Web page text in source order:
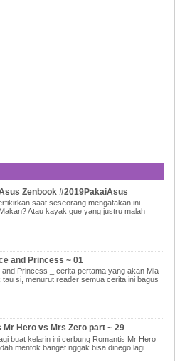
Zenbook #2019PakaiAsus
saat seseorang mengatakan ini.
Atau kayak gue yang justru malah
and Princess ~ 01
Princess _ cerita pertama yang akan Mia
tau si, menurut reader semua cerita ini bagus
Mr Hero vs Mrs Zero part ~ 29
buat kelarin ini cerbung Romantis Mr Hero
mentok banget nggak bisa dinego lagi